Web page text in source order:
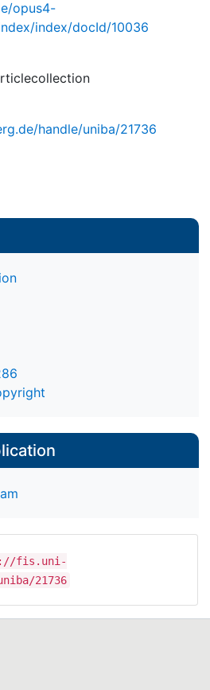
opus4-
index/docId/10036
handle/uniba/21736
fis.uni-
21736